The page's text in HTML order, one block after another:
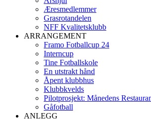
Æresmedlemmer
Grasrotandelen
NFF Kvalitetsklubb
ARRANGEMENT
Framo Fotballcup 24
Interncup
Tine Fotballskole
En utstrakt hånd
Åpent klubbhus
Klubbkvelds
Pilotprosjekt: Månedens
Gåfotball
ANLEGG